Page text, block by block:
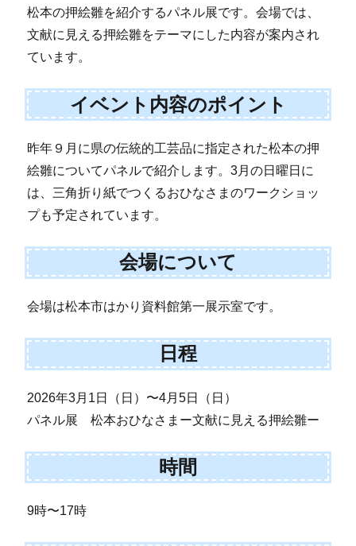
松本の押絵雛を紹介するパネル展です。会場では、
文献に見える押絵雛をテーマにした内容が案内され
ています。
イベント内容のポイント
昨年９月に県の伝統的工芸品に指定された松本の押
絵雛についてパネルで紹介します。3月の日曜日に
は、三角折り紙でつくるおひなさまのワークショッ
プも予定されています。
会場について
会場は松本市はかり資料館第一展示室です。
日程
2026年3月1日（日）〜4月5日（日）
パネル展 松本おひなさまー文献に見える押絵雛ー
時間
9時〜17時